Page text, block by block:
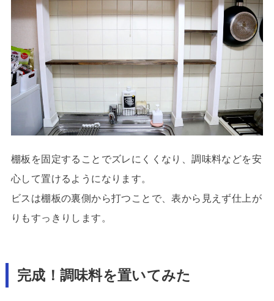
棚板を固定することでズレにくくなり、調味料などを安
心して置けるようになります。
ビスは棚板の裏側から打つことで、表から見えず仕上が
りもすっきりします。
完成！調味料を置いてみた